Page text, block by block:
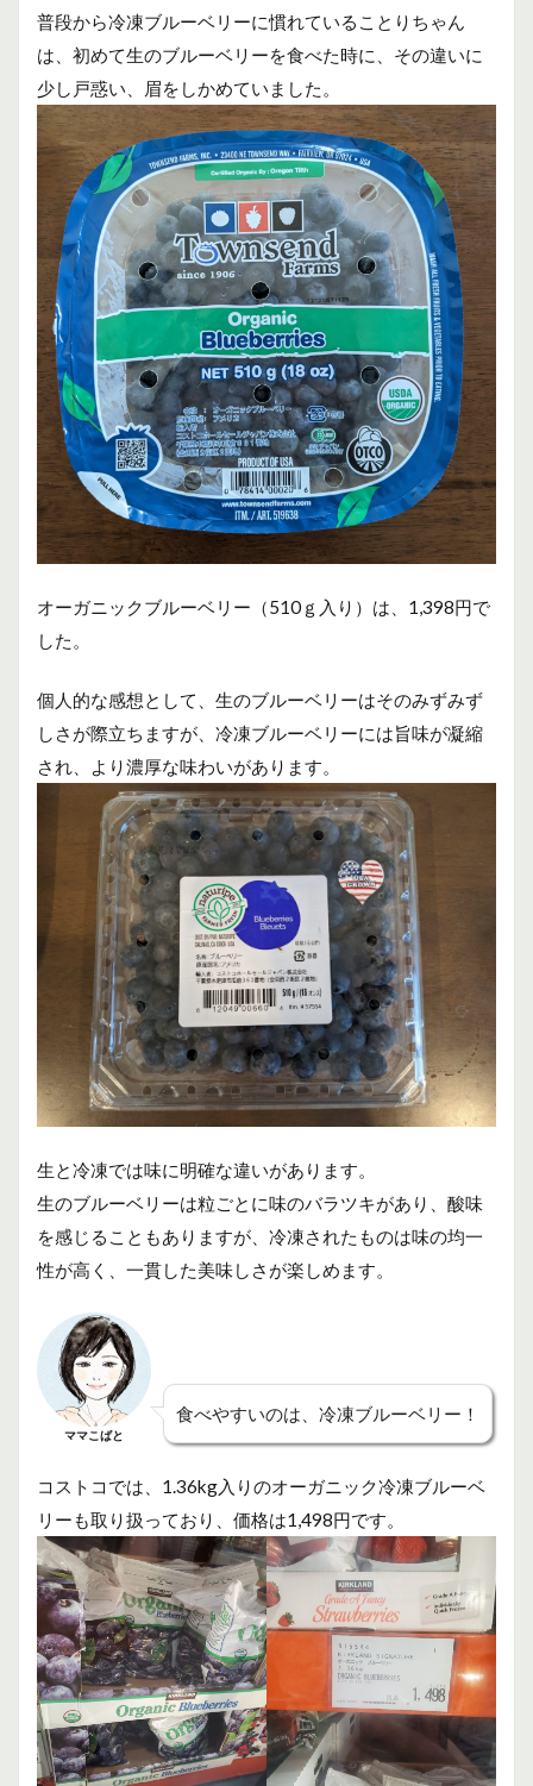
普段から冷凍ブルーベリーに慣れていることりちゃん
は、初めて生のブルーベリーを食べた時に、その違いに
少し戸惑い、眉をしかめていました。
オーガニックブルーベリー（510ｇ入り）は、1,398円で
した。
個人的な感想として、生のブルーベリーはそのみずみず
しさが際立ちますが、冷凍ブルーベリーには旨味が凝縮
され、より濃厚な味わいがあります。
生と冷凍では味に明確な違いがあります。
生のブルーベリーは粒ごとに味のバラツキがあり、酸味
を感じることもありますが、冷凍されたものは味の均一
性が高く、一貫した美味しさが楽しめます。
ママこばと
食べやすいのは、冷凍ブルーベリー！
コストコでは、1.36kg入りのオーガニック冷凍ブルーベ
リーも取り扱っており、価格は1,498円です。